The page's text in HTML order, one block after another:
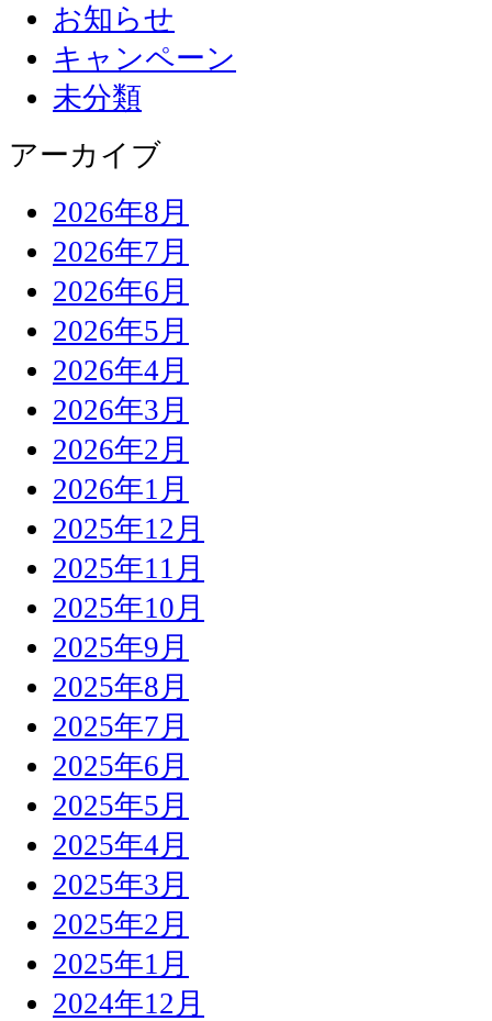
お知らせ
キャンペーン
未分類
アーカイブ
2026年8月
2026年7月
2026年6月
2026年5月
2026年4月
2026年3月
2026年2月
2026年1月
2025年12月
2025年11月
2025年10月
2025年9月
2025年8月
2025年7月
2025年6月
2025年5月
2025年4月
2025年3月
2025年2月
2025年1月
2024年12月